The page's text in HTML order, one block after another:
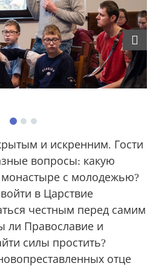
Next
и искренним. Гости
вопросы: какую
монастыре с молодежью?
в Царствие
честным перед самим
ли Православие и
силы простить?
отце